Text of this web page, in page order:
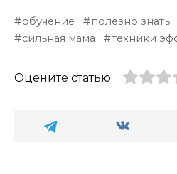
обучение полезно знать
сильная мама
техники
Оцените статью